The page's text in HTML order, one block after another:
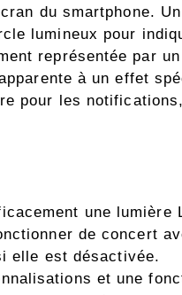
du smartphone. Un
lumineux pour
représentée par un
à un effet
pour les
une lumière
de concert
elle est désactivée.
et une